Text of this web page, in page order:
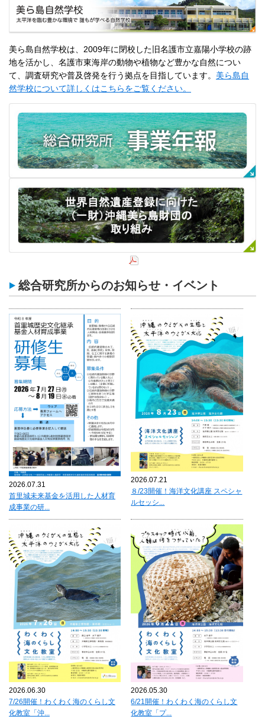
美ら島自然学校は、2009年に閉校した旧名護市立嘉陽小学校の跡
地を活かし、名護市東海岸の動物や植物など豊かな自然につい
て、調査研究や普及啓発を行う拠点を目指しています。 美ら島自
然学校について詳しくはこちらをご覧ください。
総合研究所からのお知らせ・イベント
2026.07.31
首里城未来基金を活用した人材育
成事業の研...
2026.07.21
８/23開催！海洋文化講座 スペシャ
ルセッシ...
2026.06.30
7/26開催！わくわく海のくらし文
化教室「沖...
2026.05.30
6/21開催！わくわく海のくらし文
化教室「プ...